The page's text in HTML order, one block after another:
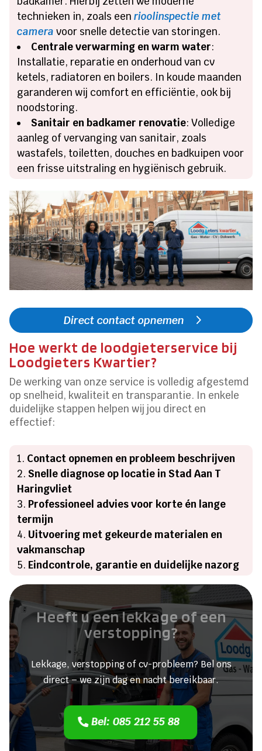
technieken in, zoals eenrioolinspectie met
camera voor snelle detectie van storingen.
Centrale verwarming en warm water:
Installatie, reparatie en onderhoud van cv
ketels, radiatoren en boilers. In koude maanden
garanderen wij comfort en efficiëntie, ook bij
noodstoring.
Sanitair en badkamer renovatie: Volledige
aanleg of vervanging van sanitair, zoals
wastafels, toiletten, douches en badkuipen voor
een frisse uitstraling en hygiënisch gebruik.
Direct contact opnemen
Hoe werkt de loodgieterservice bij
Loodgieters Kwartier?
De werking van onze service is volledig afgestemd
op snelheid, kwaliteit en transparantie. In enkele
duidelijke stappen helpen wij jou direct en
effectief:
Contact opnemen en probleem beschrijven
Snelle diagnose op locatie in Stad Aan T
Haringvliet
Professioneel advies voor korte én lange
termijn
Uitvoering met gekeurde materialen en
vakmanschap
Eindcontrole, garantie en duidelijke nazorg
Heeft u een lekkage of een
verstopping?
Lekkage, verstopping of cv-probleem? Bel ons
direct – we zijn dag en nacht bereikbaar.
Bel: 085 212 55 88